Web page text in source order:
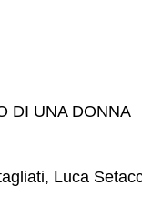
DI UNA DONNA
Luca